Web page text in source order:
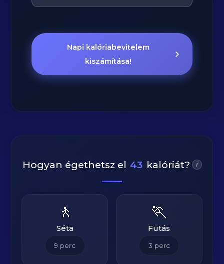
Napi kalóriabevitelem
kiszámítása!
Hogyan égethetsz el 43 kalóriát? i
🚶
Séta
9 perc
🏃
Futás
3 perc